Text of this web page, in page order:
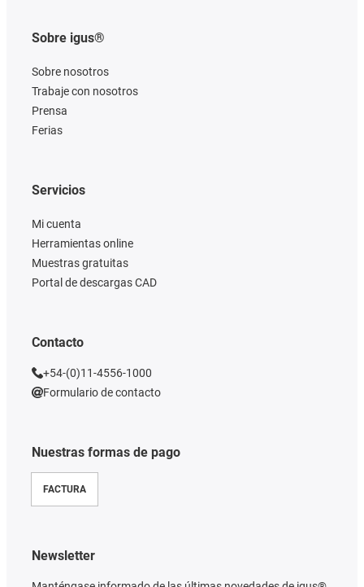
Sobre igus®
Sobre nosotros
Trabaje con nosotros
Prensa
Ferias
Nuestras formas de pago
FACTURA
Servicios
Mi cuenta
Herramientas online
Muestras gratuitas
Portal de descargas CAD
Contacto
+54-(0)11-4556-1000
Formulario de contacto
Newsletter